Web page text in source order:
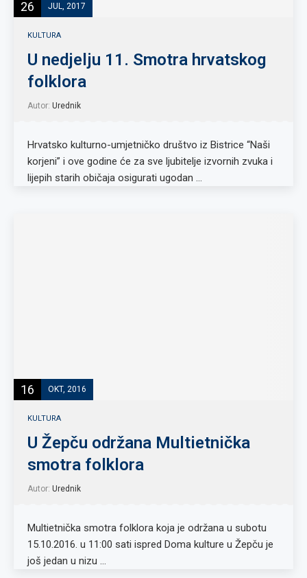
26 JUL, 2017
KULTURA
U nedjelju 11. Smotra hrvatskog
folklora
Autor: Urednik
Hrvatsko kulturno-umjetničko društvo iz Bistrice “Naši
korjeni” i ove godine će za sve ljubitelje izvornih zvuka i
lijepih starih običaja osigurati ugodan …
16 OKT, 2016
KULTURA
U Žepču održana Multietnička
smotra folklora
Autor: Urednik
Multietnička smotra folklora koja je održana u subotu
15.10.2016. u 11:00 sati ispred Doma kulture u Žepču je
još jedan u nizu …